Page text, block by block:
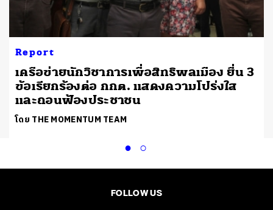
Report
เครือข่ายนักวิชาการเพื่อสิทธิพลเมือง ยื่น 3
ข้อเรียกร้องต่อ กกต. แสดงความโปร่งใส
และถอนฟ้องประชาชน
โดย THE MOMENTUM TEAM
FOLLOW US